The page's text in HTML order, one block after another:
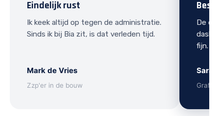
Eindelijk rust
Ik keek altijd op tegen de administratie.
Sinds ik bij Bia zit, is dat verleden tijd.
Mark de Vries
Zzp'er in de bouw
De
fijn.